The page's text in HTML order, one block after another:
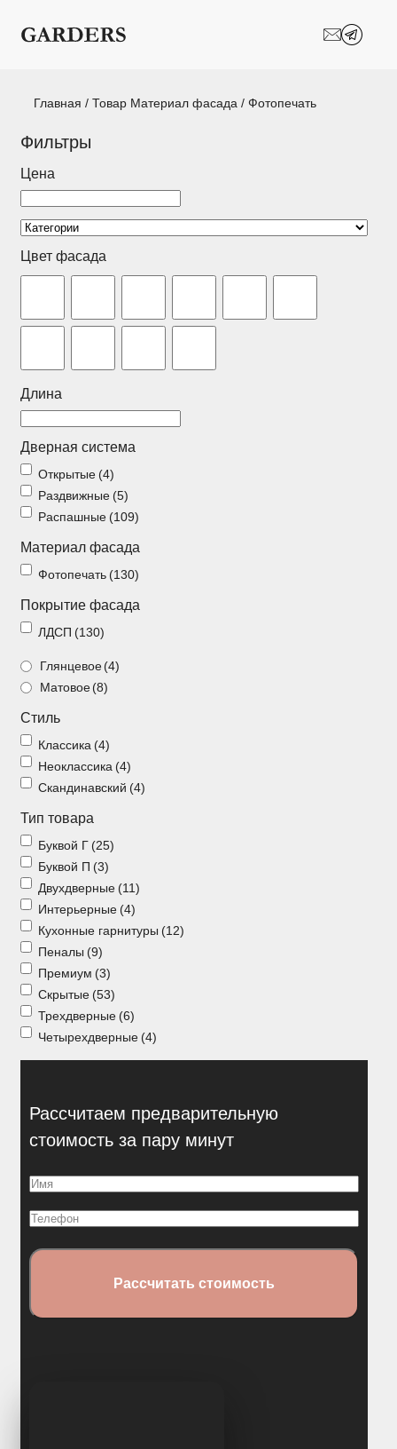
Шкафы-купе
Межкомнатные
Мебель в детскую
Модульные
системы
Популярные категории
Стеллажи
Распашные шкафы
+7 (926) 192-03-75
О нас
Доставка
Контакты
Сотрудничество
Блог
Гарантия
Оплата
Каталог
Отзывы
Конструкторы
Главная / Товар Материал фасада / Фотопечать
Фильтры
Цена
Цвет фасада
Длина
Дверная система
Открытые (4)
Раздвижные (5)
Распашные (109)
Материал фасада
Фотопечать (130)
Покрытие фасада
ЛДСП (130)
Глянцевое(4)
Матовое(8)
Стиль
Классика (4)
Неоклассика (4)
Скандинавский (4)
Тип товара
Буквой Г (25)
Буквой П (3)
Двухдверные (11)
Интерьерные (4)
Кухонные гарнитуры (12)
Пеналы (9)
Премиум (3)
Скрытые (53)
Трехдверные (6)
Четырехдверные (4)
Рассчитаем предварительную
стоимость за пару минут
Имя
Телефон